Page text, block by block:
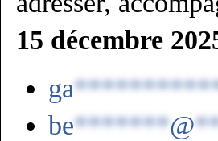
15 décembre
ga
be*******@